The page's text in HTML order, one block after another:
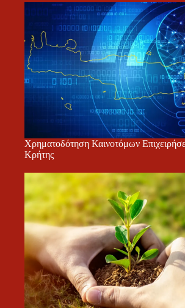
Χρηματοδότηση Καινοτόμων
Κρήτης